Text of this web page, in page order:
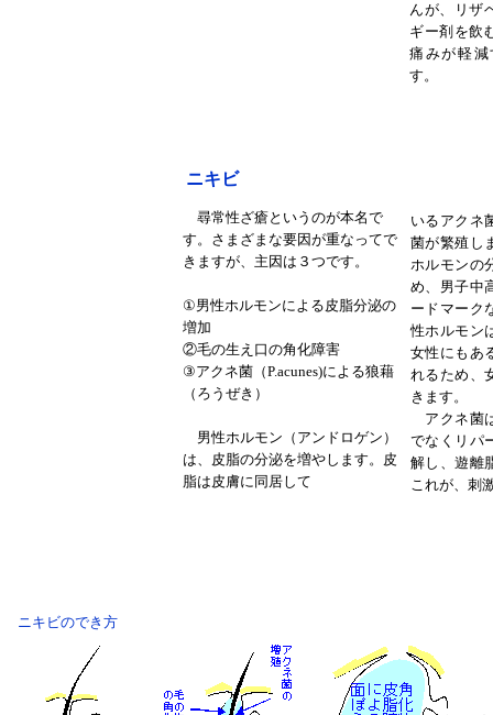
んが、リザ
ギー剤を飲
痛みが軽
す。
ニキビ
尋常性ざ瘡というのが本名で
す。さまざまな要因が重なってで
きますが、主因は３つです。
①男性ホルモンによる皮脂分泌の
増加
②毛の生え口の角化障害
③アクネ菌（P.acunes)による狼藉
（ろうぜき）
男性ホルモン（アンドロゲン）
は、皮脂の分泌を増やします。皮
脂は皮膚に同居して
いるアクネ
菌が繁殖し
ホルモンの
め、男子中
ードマーク
性ホルモン
女性にもあ
れるため、
きます。
アクネ菌
でなくリパ
解し、遊離
これが、刺
ニキビのでき方